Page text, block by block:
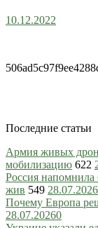
10.12.2022
Последние статьи
Армия живых
мобилизацию 622
Россия
жив 549 28.07.2026
Почему Европа
28.07.20260